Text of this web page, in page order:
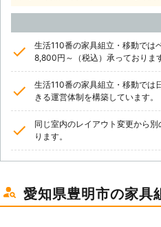
生活110番の家具組立・移動では
8,800円～（税込）承っておりま
生活110番の家具組立・移動では
きる運営体制を構築しています。
同じ室内のレイアウト変更から
ります。
愛知県豊明市の家具